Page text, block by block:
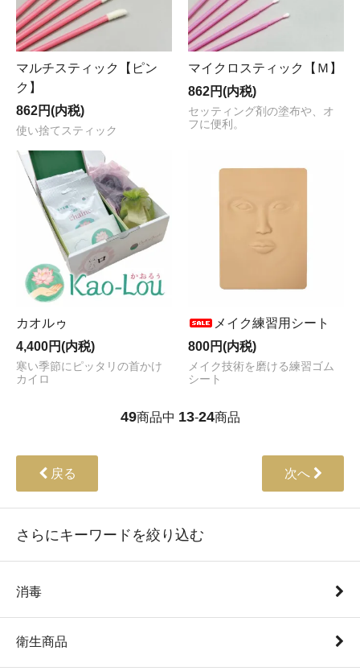
マルチスティック【ピン
ク】
862円(内税)
使い捨てスティック
マイクロスティック【Ｍ】
862円(内税)
セッティング剤の塗布や、オ
フに便利。
カオルゥ
4,400円(内税)
寒い季節にピッタリの首かけ
カイロ
メイク練習用シート
800円(内税)
メイク技術を磨ける練習ゴム
シート
49商品中 13-24商品
戻る 次へ
さらにキーワードを絞り込む
消毒
衛生商品